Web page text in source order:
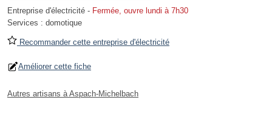
Entreprise d'électricité - Fermée, ouvre lundi à 7h30
Services : domotique
Recommander cette entreprise d'électricité
Améliorer cette fiche
Autres artisans à Aspach-Michelbach